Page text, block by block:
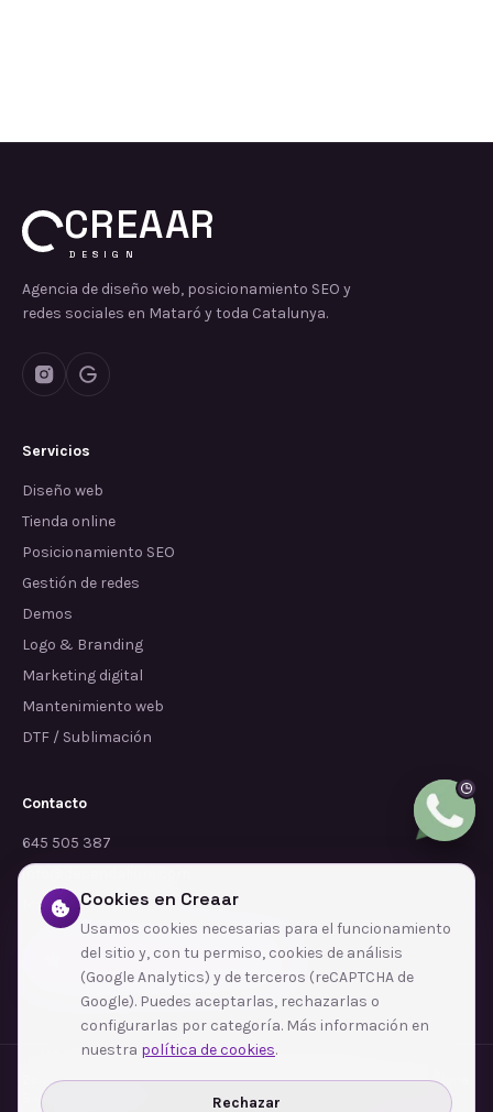
CREAAR
DESIGN
Agencia de diseño web, posicionamiento SEO y
redes sociales en Mataró y toda Catalunya.
Servicios
Diseño web
Tienda online
Posicionamiento SEO
Gestión de redes
Demos
Logo & Branding
Marketing digital
Mantenimiento web
DTF / Sublimación
Contacto
645 505 387
info@dependalium.com
Mataró (Barcelona)
Déjanos tu reseña en Google
Zonas de cobertura·Barcelona·L'Hospitalet de Llobregat·Terrassa·Badalona
Sabadell
Santa Coloma de Gramenet
Cookies en Creaar
Usamos cookies necesarias para el funcionamiento
del sitio y, con tu permiso, cookies de análisis
(Google Analytics) y de terceros (reCAPTCHA de
Google). Puedes aceptarlas, rechazarlas o
configurarlas por categoría. Más información en
nuestra política de cookies.
Rechazar